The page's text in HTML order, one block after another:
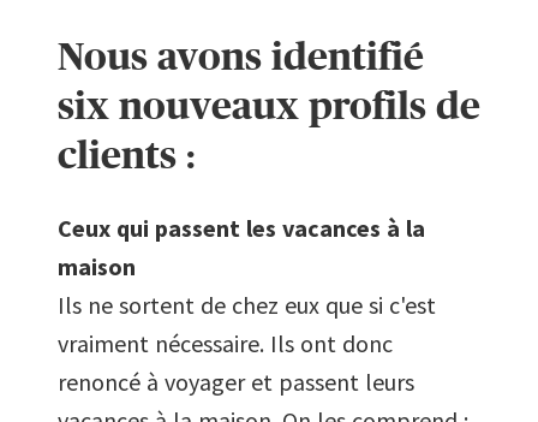
Nous avons identifié
six nouveaux profils de
clients :
Ceux qui passent les vacances à la
maison
Ils ne sortent de chez eux que si c'est
vraiment nécessaire. Ils ont donc
renoncé à voyager et passent leurs